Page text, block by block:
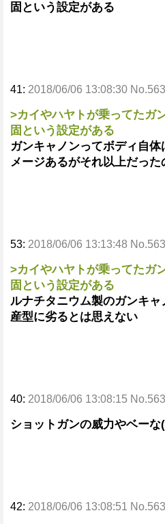
固という設定がある
41: 2018/06/06 13:08:30
>カイやハヤトが乗ってたガ
固という設定がある
ガンキャノンってボディ自
メージあるがそれ以上だった
53: 2018/06/06 13:13:48
>カイやハヤトが乗ってたガ
固という設定がある
ルナチタニウム製のガンキ
産型に劣るとは思えない
40: 2018/06/06 13:08:15
ショットガンの威力やベーな
42: 2018/06/06 13:08:51